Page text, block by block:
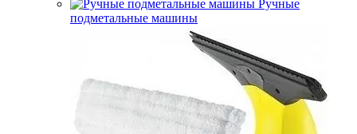
Ручные
подметальные машины